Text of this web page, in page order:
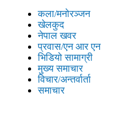
कला/मनोरञ्जन
खेलकुद
नेपाल खवर
प्रवास/एन आर एन
भिडियो सामाग्री
मुख्य समाचार
विचार/अन्तर्वार्ता
समाचार